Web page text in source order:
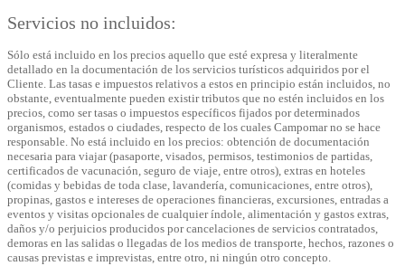
Servicios no incluidos:
Sólo está incluido en los precios aquello que esté expresa y literalmente
detallado en la documentación de los servicios turísticos adquiridos por el
Cliente. Las tasas e impuestos relativos a estos en principio están incluidos, no
obstante, eventualmente pueden existir tributos que no estén incluidos en los
precios, como ser tasas o impuestos específicos fijados por determinados
organismos, estados o ciudades, respecto de los cuales Campomar no se hace
responsable. No está incluido en los precios: obtención de documentación
necesaria para viajar (pasaporte, visados, permisos, testimonios de partidas,
certificados de vacunación, seguro de viaje, entre otros), extras en hoteles
(comidas y bebidas de toda clase, lavandería, comunicaciones, entre otros),
propinas, gastos e intereses de operaciones financieras, excursiones, entradas a
eventos y visitas opcionales de cualquier índole, alimentación y gastos extras,
daños y/o perjuicios producidos por cancelaciones de servicios contratados,
demoras en las salidas o llegadas de los medios de transporte, hechos, razones o
causas previstas e imprevistas, entre otro, ni ningún otro concepto.